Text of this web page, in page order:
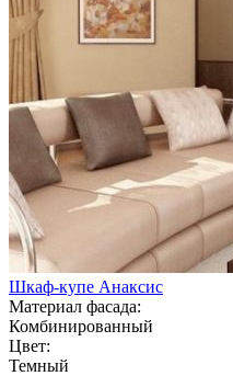
Шкаф-купе Анаксис
Материал фасада:
Комбинированный
Цвет:
Темный